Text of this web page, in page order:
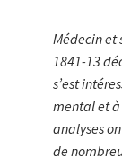
Médecin et
1841-13
s’est
mental et à
ana­lyses
de